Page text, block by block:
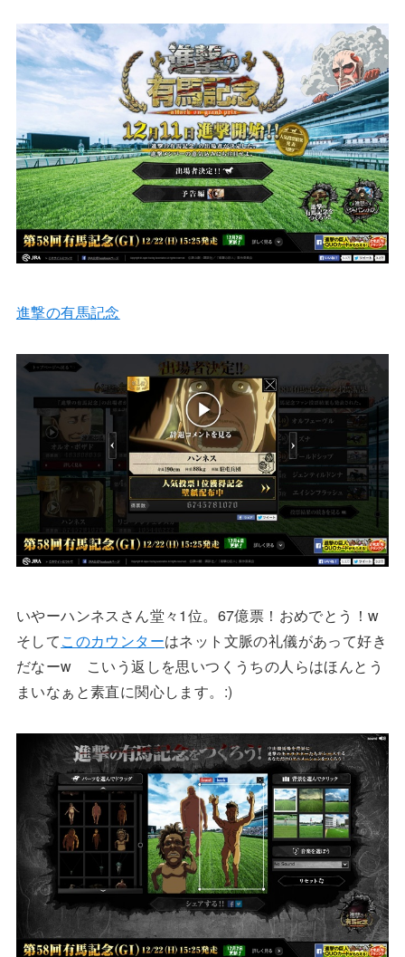
進撃の有馬記念
いやーハンネスさん堂々1位。67億票！おめでとう！w
そしてこのカウンターはネット文脈の礼儀があって好き
だなーw こいう返しを思いつくうちの人らはほんとう
まいなぁと素直に関心します。:)